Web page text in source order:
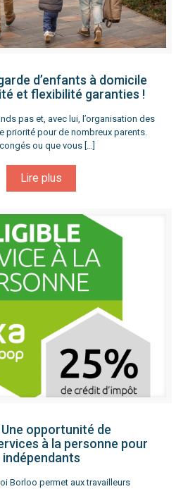
d’enfants à domicile
et flexibilité garanties !
pas et, avec lui, l’organisation des
priorité pour de nombreux parents.
ou que vous […]
Lire plus
opportunité de
à la personne pour
Borloo permet aux travailleurs